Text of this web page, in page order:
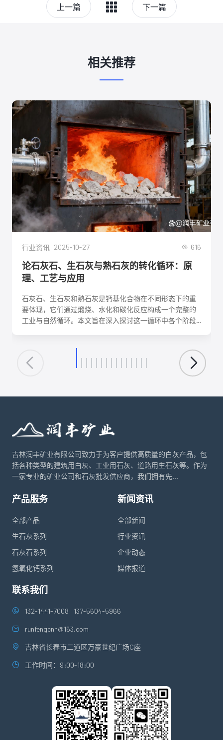
上一篇 下一篇
相关推荐
行业资讯 2025-10-27 616
论石灰石、生石灰与熟石灰的转化循环：原
理、工艺与应用
石灰石、生石灰和熟石灰是钙基化合物在不同形态下的重
要体现，它们通过煅烧、水化和碳化反应构成一个完整的
工业与自然循环。本文旨在深入探讨这一循环中各个阶段
优化生产工艺、降低能耗、实现资源可持续利用具有重要
意义。
吉林润丰矿业有限公司致力于为客户提供高质量的白灰产品，包
括各种类型的建筑用白灰、工业用石灰、道路用生石灰等。作为
一家专业的矿业公司和石灰批发供应商，我们拥有先...
产品服务
全部产品
生石灰系列
石灰石系列
氢氧化钙系列
新闻资讯
全部新闻
行业资讯
企业动态
媒体报道
联系我们
132-1441-7008 137-5604-5966
runfengcnn@163.com
吉林省长春市二道区万豪世纪广场C座
工作时间：9:00-18:00